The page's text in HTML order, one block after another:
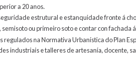
a 20 anos.
estrutural e estanquidade fronte á
ou primeiro soto e contar con fachada
regulados na Normativa Urbanística do Plan
industriais e talleres de artesanía, docente,